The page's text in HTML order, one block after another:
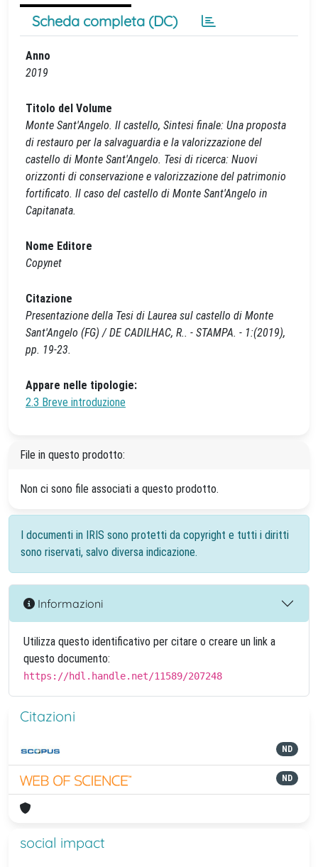
Scheda completa (DC)
Anno
2019
Titolo del Volume
Monte Sant'Angelo. Il castello, Sintesi finale: Una proposta
di restauro per la salvaguardia e la valorizzazione del
castello di Monte Sant'Angelo. Tesi di ricerca: Nuovi
orizzonti di conservazione e valorizzazione del patrimonio
fortificato. Il caso del castello di Monte Sant'Angelo in
Capitanata.
Nome Editore
Copynet
Citazione
Presentazione della Tesi di Laurea sul castello di Monte
Sant'Angelo (FG) / DE CADILHAC, R.. - STAMPA. - 1:(2019),
pp. 19-23.
Appare nelle tipologie:
2.3 Breve introduzione
File in questo prodotto:
Non ci sono file associati a questo prodotto.
I documenti in IRIS sono protetti da copyright e tutti i diritti
sono riservati, salvo diversa indicazione.
Informazioni
Utilizza questo identificativo per citare o creare un link a
questo documento:
https://hdl.handle.net/11589/207248
Citazioni
ND
ND
social impact